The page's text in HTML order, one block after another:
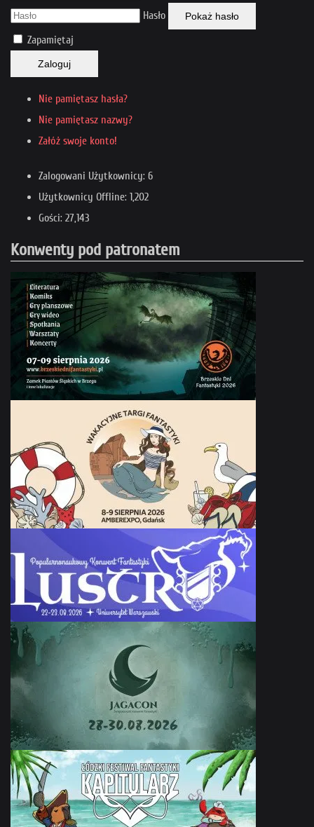
Hasło
Pokaż hasło
Zapamiętaj
Zaloguj
Nie pamiętasz hasła?
Nie pamiętasz nazwy?
Załóż swoje konto!
Zalogowani Użytkownicy: 6
Użytkownicy Offline: 1,202
Gości: 27,143
Konwenty pod patronatem